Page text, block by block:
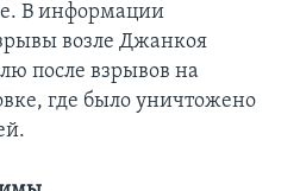
В информации
возле Джанкоя
после взрывов на
где было уничтожено